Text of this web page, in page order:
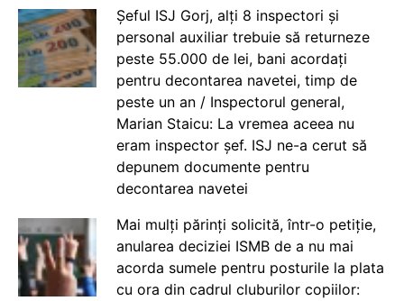
Șeful ISJ Gorj, alți 8 inspectori și
personal auxiliar trebuie să returneze
peste 55.000 de lei, bani acordați
pentru decontarea navetei, timp de
peste un an / Inspectorul general,
Marian Staicu: La vremea aceea nu
eram inspector șef. ISJ ne-a cerut să
depunem documente pentru
decontarea navetei
Mai mulți părinți solicită, într-o petiție,
anularea deciziei ISMB de a nu mai
acorda sumele pentru posturile la plata
cu ora din cadrul cluburilor copiilor: